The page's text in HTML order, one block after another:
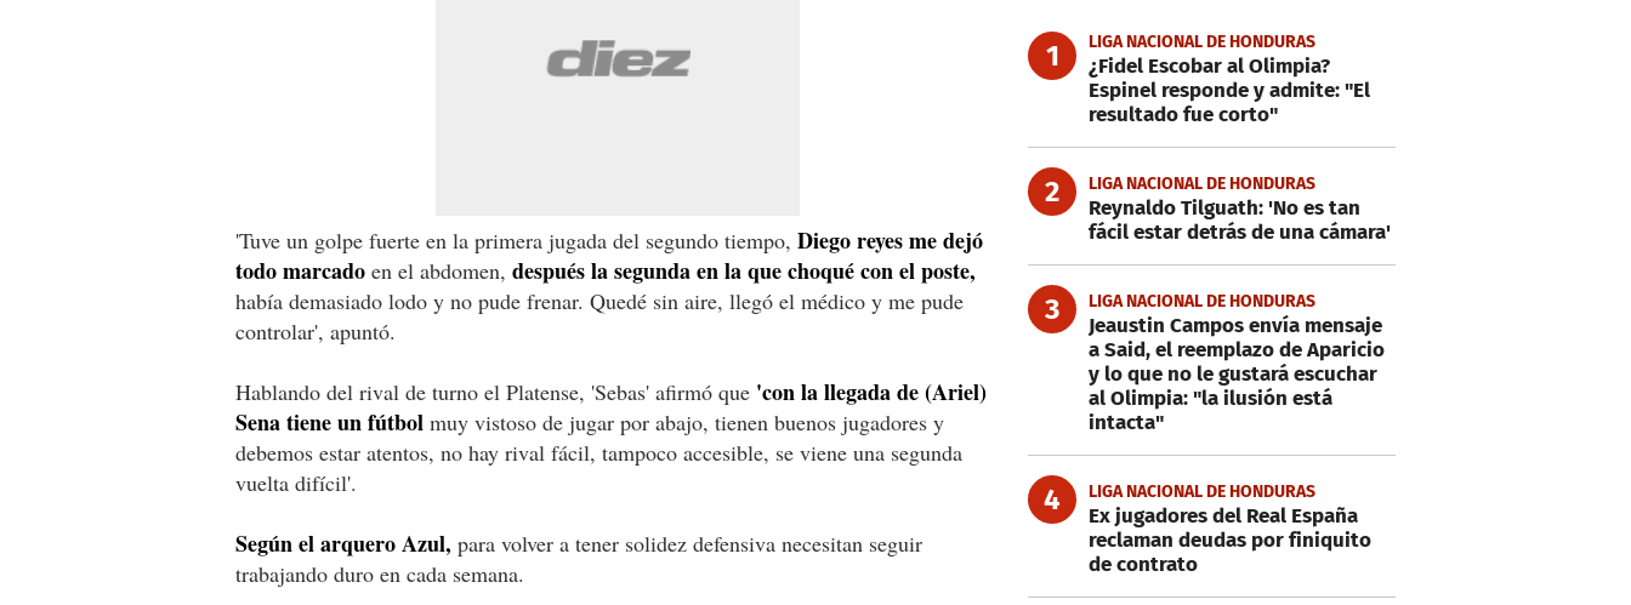
'Tuve un golpe fuerte en la primera jugada del segundo tiempo, Diego reyes me dejó
todo marcado en el abdomen, después la segunda en la que choqué con el poste,
había demasiado lodo y no pude frenar. Quedé sin aire, llegó el médico y me pude
controlar', apuntó.
Hablando del rival de turno el Platense, 'Sebas' afirmó que 'con la llegada de (Ariel)
Sena tiene un fútbol muy vistoso de jugar por abajo, tienen buenos jugadores y
debemos estar atentos, no hay rival fácil, tampoco accesible, se viene una segunda
vuelta difícil'.
Según el arquero Azul, para volver a tener solidez defensiva necesitan seguir
trabajando duro en cada semana.
1 LIGA NACIONAL DE HONDURAS
¿Fidel Escobar al Olimpia?
Espinel responde y admite: "El
resultado fue corto"
2 LIGA NACIONAL DE HONDURAS
Reynaldo Tilguath: 'No es tan
fácil estar detrás de una cámara'
3 LIGA NACIONAL DE HONDURAS
Jeaustin Campos envía mensaje
a Said, el reemplazo de Aparicio
y lo que no le gustará escuchar
al Olimpia: "la ilusión está
intacta"
4 LIGA NACIONAL DE HONDURAS
Ex jugadores del Real España
reclaman deudas por finiquito
de contrato